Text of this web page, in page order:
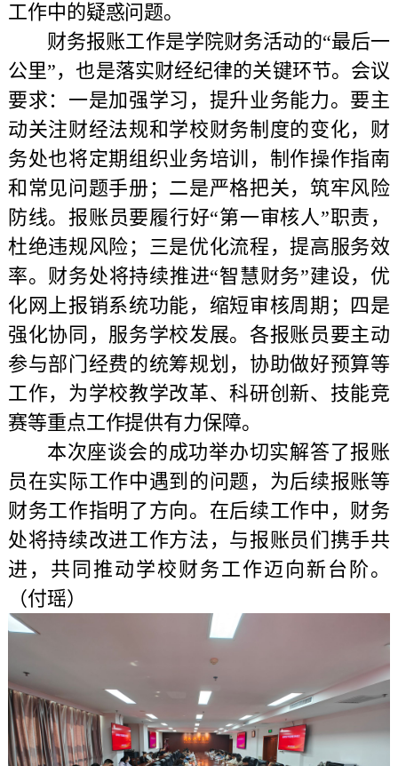
工作中的疑惑问题。
财务报账工作是学院财务活动的“最后一
公里”，也是落实财经纪律的关键环节。会议
要求：一是加强学习，提升业务能力。要主
动关注财经法规和学校财务制度的变化，财
务处也将定期组织业务培训，制作操作指南
和常见问题手册；二是严格把关，筑牢风险
防线。报账员要履行好“第一审核人”职责，
杜绝违规风险；三是优化流程，提高服务效
率。财务处将持续推进“智慧财务”建设，优
化网上报销系统功能，缩短审核周期；四是
强化协同，服务学校发展。各报账员要主动
参与部门经费的统筹规划，协助做好预算等
工作，为学校教学改革、科研创新、技能竞
赛等重点工作提供有力保障。
本次座谈会的成功举办切实解答了报账
员在实际工作中遇到的问题，为后续报账等
财务工作指明了方向。在后续工作中，财务
处将持续改进工作方法，与报账员们携手共
进，共同推动学校财务工作迈向新台阶。
（付瑶）